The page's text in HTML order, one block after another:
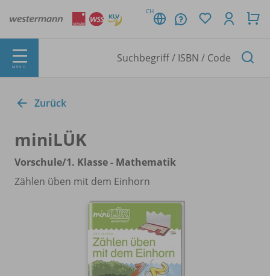
CH
MENÜ
Zurück
miniLÜK
Vorschule/1. Klasse - Mathematik
Zählen üben mit dem Einhorn